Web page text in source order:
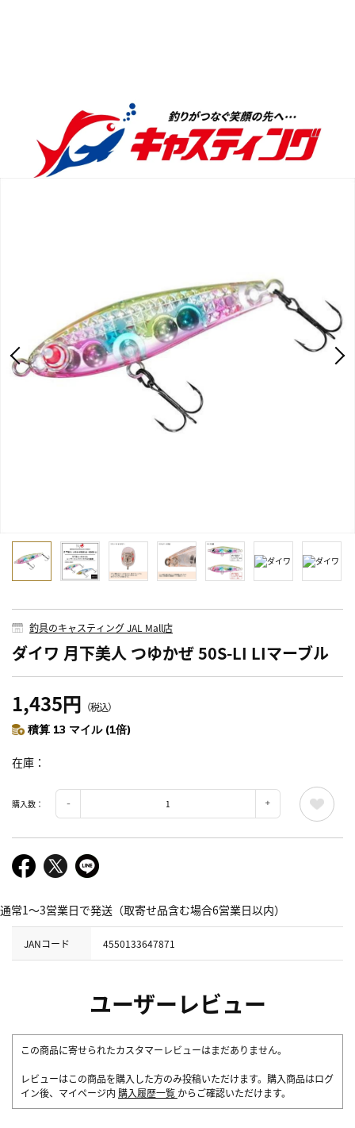
釣具のキャスティング JAL Mall店
ダイワ 月下美人 つゆかぜ 50S-LI LIマーブル
1,435円 （税込）
積算 13 マイル (1倍)
在庫
購入数：
通常1～3営業日で発送（取寄せ品含む場合6営業日以内）
JANコード 4550133647871
ユーザーレビュー
この商品に寄せられたカスタマーレビューはまだありません。
レビューはこの商品を購入した方のみ投稿いただけます。購入商品はログ
イン後、マイページ内 購入履歴一覧 からご確認いただけます。